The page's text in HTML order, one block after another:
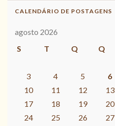
CALENDÁRIO DE POSTAGENS
agosto 2026
S
T Q Q
3
4 5 6
10
11 12 13
17
18 19 20
24
25 26 27